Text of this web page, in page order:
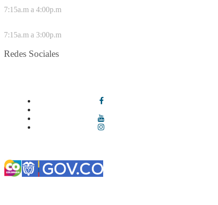
7:15a.m a 4:00p.m
7:15a.m a 3:00p.m
Redes Sociales